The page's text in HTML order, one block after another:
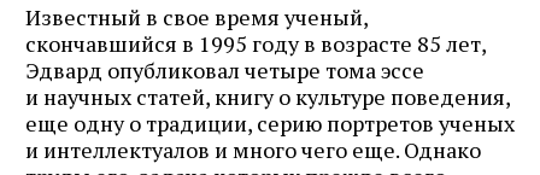
Известный в свое время ученый,
скончавшийся в 1995 году в возрасте 85 лет,
Эдвард опубликовал четыре тома эссе
и научных статей, книгу о культуре поведения,
еще одну о традиции, серию портретов ученых
и интеллектуалов и много чего еще. Однако